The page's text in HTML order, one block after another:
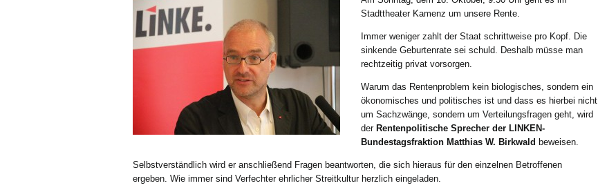
Stadttheater Kamenz um unsere Rente.
Immer weniger zahlt der Staat schrittweise pro Kopf. Die
sinkende Geburtenrate sei schuld. Deshalb müsse man
rechtzeitig privat vorsorgen.
Warum das Rentenproblem kein biologisches, sondern ein
ökonomisches und politisches ist und dass es hierbei nicht
um Sachzwänge, sondern um Verteilungsfragen geht, wird
der Rentenpolitische Sprecher der LINKEN-
Bundestagsfraktion Matthias W. Birkwald beweisen.
Selbstverständlich wird er anschließend Fragen beantworten, die sich hieraus für den einzelnen Betroffenen
ergeben. Wie immer sind Verfechter ehrlicher Streitkultur herzlich eingeladen.